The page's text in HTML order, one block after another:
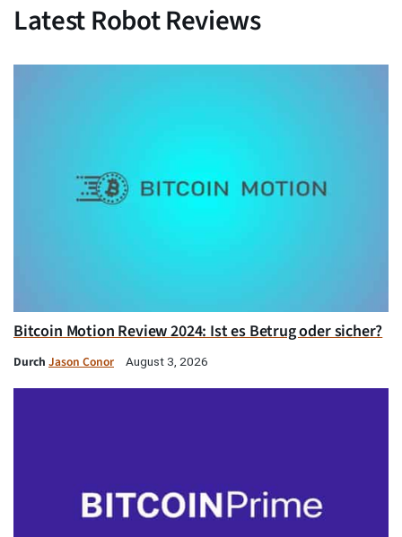
Latest Robot Reviews
Bitcoin Motion Review 2024: Ist es Betrug oder sicher?
Durch Jason Conor August 3, 2026